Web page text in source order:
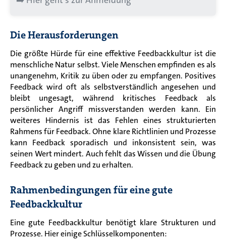
Die Herausforderungen
Die größte Hürde für eine effektive Feedbackkultur ist die
menschliche Natur selbst. Viele Menschen empfinden es als
unangenehm, Kritik zu üben oder zu empfangen. Positives
Feedback wird oft als selbstverständlich angesehen und
bleibt ungesagt, während kritisches Feedback als
persönlicher Angriff missverstanden werden kann. Ein
weiteres Hindernis ist das Fehlen eines strukturierten
Rahmens für Feedback. Ohne klare Richtlinien und Prozesse
kann Feedback sporadisch und inkonsistent sein, was
seinen Wert mindert. Auch fehlt das Wissen und die Übung
Feedback zu geben und zu erhalten.
Rahmenbedingungen für eine gute
Feedbackkultur
Eine gute Feedbackkultur benötigt klare Strukturen und
Prozesse. Hier einige Schlüsselkomponenten: